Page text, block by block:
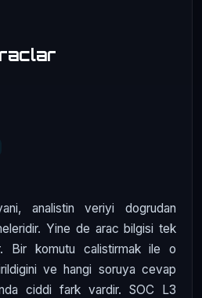
analistin veriyi dogrudan
Yine de arac bilgisi tek
Bir komutu calistirmak ile o
ve hangi soruya cevap
ciddi fark vardir. SOC L3